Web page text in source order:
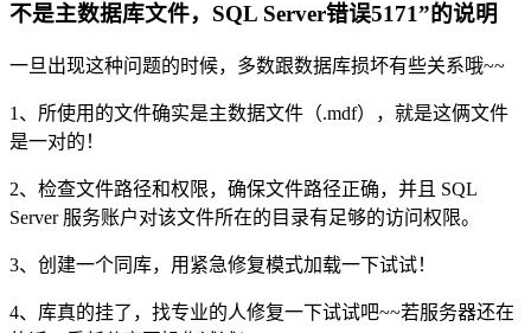
不是主数据库文件，SQL Server错误5171”的说明
一旦出现这种问题的时候，多数跟数据库损坏有些关系哦~~
1、所使用的文件确实是主数据文件（.mdf），就是这俩文件
是一对的！
2、检查文件路径和权限，确保文件路径正确，并且 SQL
Server 服务账户对该文件所在的目录有足够的访问权限。
3、创建一个同库，用紧急修复模式加载一下试试！
4、库真的挂了，找专业的人修复一下试试吧~~若服务器还在